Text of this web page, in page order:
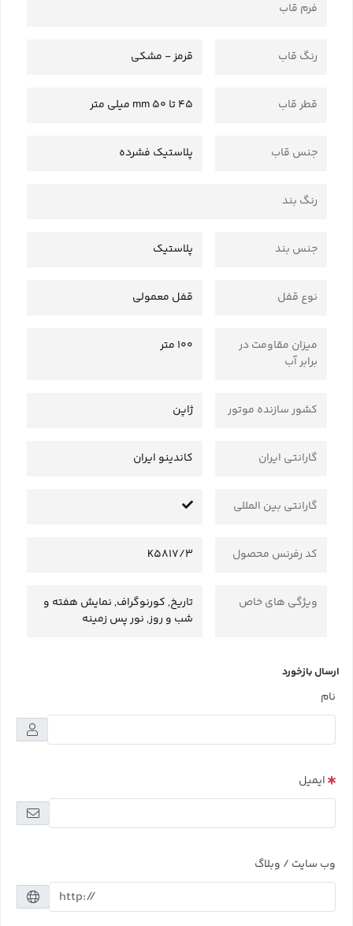
فرم قاب
رنگ قاب قرمز - مشکی
قطر قاب 45 تا 50 mm میلی متر
جنس قاب پلاستیک فشرده
رنگ بند
جنس بند پلاستیک
نوع قفل قفل معمولی
میزان مقاومت در
برابر آب
100 متر
کشور سازنده موتور ژاپن
گارانتی ایران کاندینو ایران
گارانتی بین المللی
کد رفرنس محصول K5817/3
ویژگی های خاص
تاریخ, کورنوگراف, نمایش هفته و
شب و روز, نور پس زمینه
ارسال بازخورد
نام
ایمیل
وب سایت / وبلاگ